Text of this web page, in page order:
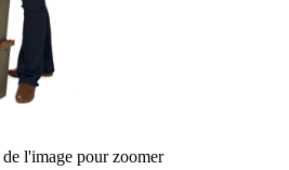
de l'image pour zoomer